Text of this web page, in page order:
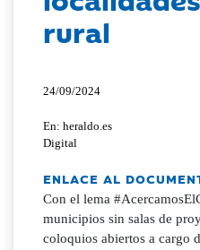
rural
24/09/2024
En: heraldo.es
Digital
ENLACE AL
Con el lema
municipios sin salas de
coloquios abiertos a cargo